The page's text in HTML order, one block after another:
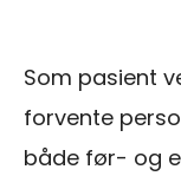
Som pasient
forvente
både før- og